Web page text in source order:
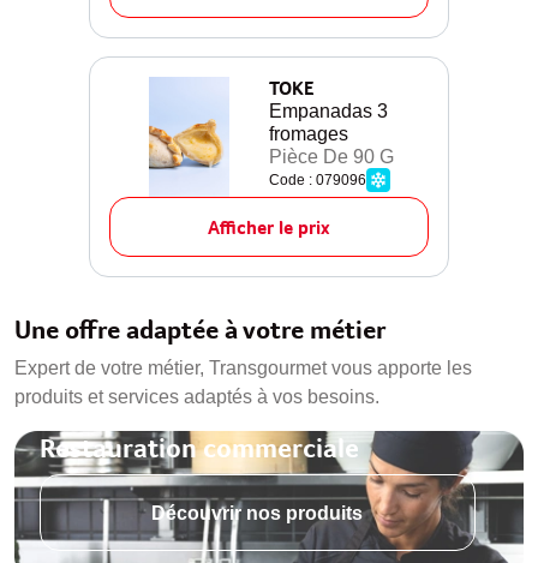
TOKE
Empanadas 3
fromages
Pièce De 90 G
Code : 079096
Afficher le prix
Une offre adaptée à votre métier
Expert de votre métier, Transgourmet vous apporte les
produits et services adaptés à vos besoins.
Restauration commerciale
Découvrir nos produits